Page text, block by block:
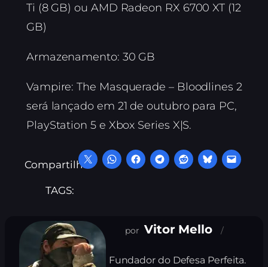
Ti (8 GB) ou AMD Radeon RX 6700 XT (12
GB)
Armazenamento: 30 GB
Vampire: The Masquerade – Bloodlines 2
será lançado em 21 de outubro para PC,
PlayStation 5 e Xbox Series X|S.
Compartilhe:
TAGS:
Vitor Mello
Fundador do Defesa Perfeita.